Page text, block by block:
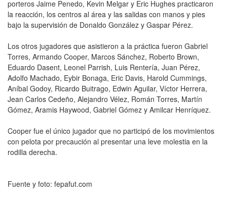
porteros Jaime Penedo, Kevin Melgar y Eric Hughes practicaron
la reacción, los centros al área y las salidas con manos y pies
bajo la supervisión de Donaldo González y Gaspar Pérez.
Los otros jugadores que asistieron a la práctica fueron Gabriel
Torres, Armando Cooper, Marcos Sánchez, Roberto Brown,
Eduardo Dasent, Leonel Parrish, Luis Rentería, Juan Pérez,
Adolfo Machado, Eybir Bonaga, Eric Davis, Harold Cummings,
Aníbal Godoy, Ricardo Buitrago, Edwin Aguilar, Víctor Herrera,
Jean Carlos Cedeño, Alejandro Vélez, Román Torres, Martín
Gómez, Aramis Haywood, Gabriel Gómez y Amilcar Henríquez.
Cooper fue el único jugador que no participó de los movimientos
con pelota por precaución al presentar una leve molestia en la
rodilla derecha.
Fuente y foto: fepafut.com